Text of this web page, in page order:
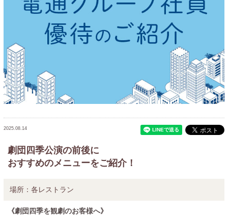
2025.08.14
劇団四季公演の前後に
おすすめのメニューをご紹介！
場所： 各レストラン
《劇団四季を観劇のお客様へ》